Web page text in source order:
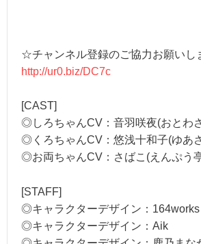
☆チャンネル登録のご協力お願いし
http://ur0.biz/DC7c
[CAST]
◎しろちゃんCV：音羽咲夜(おとわ
◎くろちゃんCV：悠浅十和子(ゆあ
◎お両ちゃんCV：さばこ(えんぷう
[STAFF]
◎キャラクターデザイン：164works
◎キャラクターデザイン：Aik